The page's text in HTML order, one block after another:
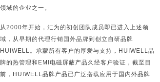
领域的企业之一。
从2000年开始，汇为的初创团队成员即已进入上述领
域，从早期的代理行销国外品牌到创立自研品牌
HUIWELL。承蒙所有客户的厚爱与支持，HUIWELL品
牌的热管理和EMI电磁屏蔽产品久经客户验证，截至目
前，HUIWELL品牌产品已广泛搭载应用于国内外品牌